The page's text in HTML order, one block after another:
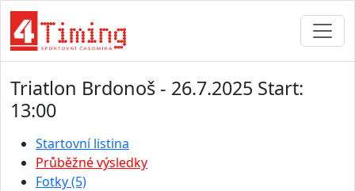
Triatlon Brdonoš - 26.7.2025 Start:
13:00
Startovní listina
Průběžné výsledky
Fotky (5)